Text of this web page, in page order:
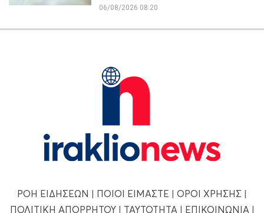
06/08/2026 08:20
ΡΟΗ ΕΙΔΗΣΕΩΝ | ΠΟΙΟΙ ΕΙΜΑΣΤΕ | ΟΡΟΙ ΧΡΗΣΗΣ |
ΠΟΛΙΤΙΚΗ ΑΠΟΡΡΗΤΟΥ| ΤΑΥΤΟΤΗΤΑ | ΕΠΙΚΟΙΝΩΝΙΑ |